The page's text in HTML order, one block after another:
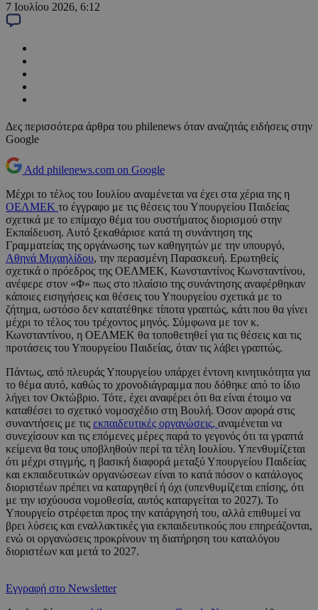
7 Ιουλίου 2026, 6:12
Δες περισσότερα άρθρα του philenews όταν αναζητάς ειδήσεις στην
Google
Add philenews.com on Google
Μέχρι το τέλος του Ιουλίου αναμένεται να έχει στα χέρια της η
ΟΕΛΜΕΚ το έγγραφο με τις θέσεις του Υπουργείου Παιδείας
σχετικά με το επίμαχο θέμα του συστήματος διορισμού στην
Εκπαίδευση. Αυτό ξεκαθάρισε κατά τη συνάντηση της
Γραμματείας της οργάνωσης των καθηγητών με την υπουργό,
Αθηνά Μιχαηλίδου, την περασμένη Παρασκευή. Ερωτηθείς
σχετικά ο πρόεδρος της ΟΕΛΜΕΚ, Κωνσταντίνος Κωνσταντίνου,
ανέφερε στον «Φ» πως στο πλαίσιο της συνάντησης αναφέρθηκαν
κάποιες εισηγήσεις και θέσεις του Υπουργείου σχετικά με το
ζήτημα, ωστόσο δεν κατατέθηκε τίποτα γραπτώς, κάτι που θα γίνει
μέχρι το τέλος του τρέχοντος μηνός. Σύμφωνα με τον κ.
Κωνσταντίνου, η ΟΕΛΜΕΚ θα τοποθετηθεί για τις θέσεις και τις
προτάσεις του Υπουργείου Παιδείας, όταν τις λάβει γραπτώς.
Πάντως, από πλευράς Υπουργείου υπάρχει έντονη κινητικότητα για
το θέμα αυτό, καθώς το χρονοδιάγραμμα που δόθηκε από το ίδιο
λήγει τον Οκτώβριο. Τότε, έχει αναφέρει ότι θα είναι έτοιμο να
καταθέσει το σχετικό νομοσχέδιο στη Βουλή. Όσον αφορά στις
συναντήσεις με τις εκπαιδευτικές οργανώσεις, αναμένεται να
συνεχίσουν και τις επόμενες μέρες παρά το γεγονός ότι τα γραπτά
κείμενα θα τους υποβληθούν περί τα τέλη Ιουλίου. Υπενθυμίζεται
ότι μέχρι στιγμής, η βασική διαφορά μεταξύ Υπουργείου Παιδείας
και εκπαιδευτικών οργανώσεων είναι το κατά πόσον ο κατάλογος
διοριστέων πρέπει να καταργηθεί ή όχι (υπενθυμίζεται επίσης, ότι
με την ισχύουσα νομοθεσία, αυτός καταργείται το 2027). Το
Υπουργείο στρέφεται προς την κατάργησή του, αλλά επιθυμεί να
βρει λύσεις και εναλλακτικές για εκπαιδευτικούς που επηρεάζονται,
ενώ οι οργανώσεις προκρίνουν τη διατήρηση του καταλόγου
διοριστέων και μετά το 2027.
Εγγραφή στο Newsletter